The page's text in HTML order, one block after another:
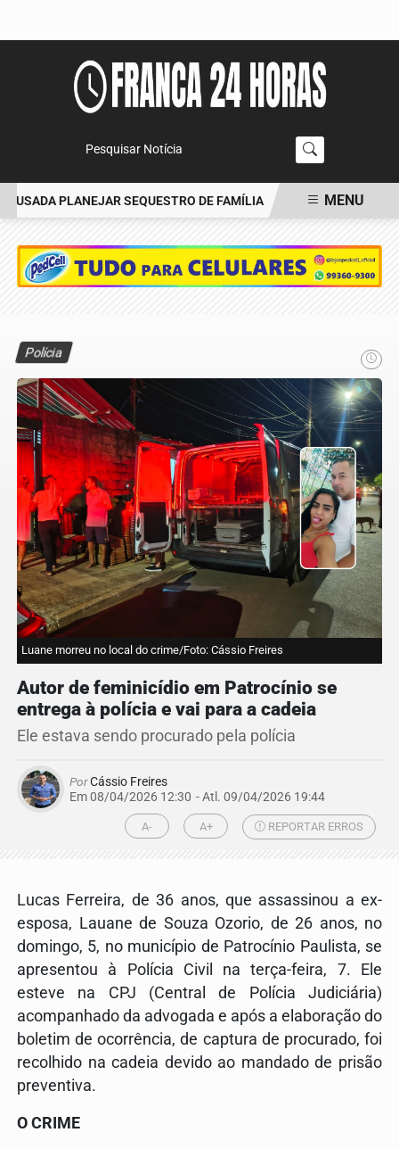
Pesquisar Notícia
PLANEJAR SEQUESTRO DE FAMÍLIA CARRO BATE EM
MENU
Polícia
Luane morreu no local do crime/Foto: Cássio Freires
Autor de feminicídio em Patrocínio se
entrega à polícia e vai para a cadeia
Ele estava sendo procurado pela polícia
PorCássio Freires
Em 08/04/2026 12:30 - Atl. 09/04/2026 19:44
A- A+ REPORTAR ERROS
Lucas Ferreira, de 36 anos, que assassinou a ex-
esposa, Lauane de Souza Ozorio, de 26 anos, no
domingo, 5, no município de Patrocínio Paulista, se
apresentou à Polícia Civil na terça-feira, 7. Ele
esteve na CPJ (Central de Polícia Judiciária)
acompanhado da advogada e após a elaboração do
boletim de ocorrência, de captura de procurado, foi
recolhido na cadeia devido ao mandado de prisão
preventiva.
O CRIME